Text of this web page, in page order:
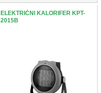
ELEKTRIČNI KALORIFER KPT-
2015B